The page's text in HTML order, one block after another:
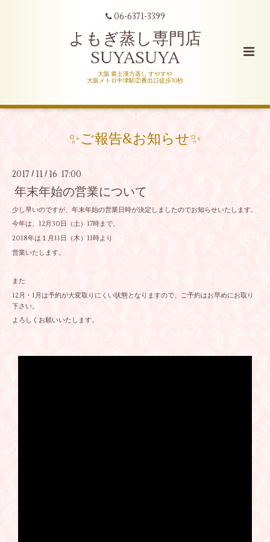
06-6371-3399
よもぎ蒸し専門店
SUYASUYA
大阪 黄土漢方蒸し すやすや
大阪メトロ中津駅②番出口徒歩30秒
✨ご報告&お知らせ✨
2017 / 11 / 16 17:00
年末年始の営業について
少し早いのですが、年末年始の営業日時が決定しましたのでお知らせいたします。
今年は、12月30日（土）17時まで。
2018年は１月11日（木）11時より
営業いたします。
また
12月・1月は予約が大変取りにくい状態となりますので、ご予約はお早めにお取り
下さい。
よろしくお願いいたします。